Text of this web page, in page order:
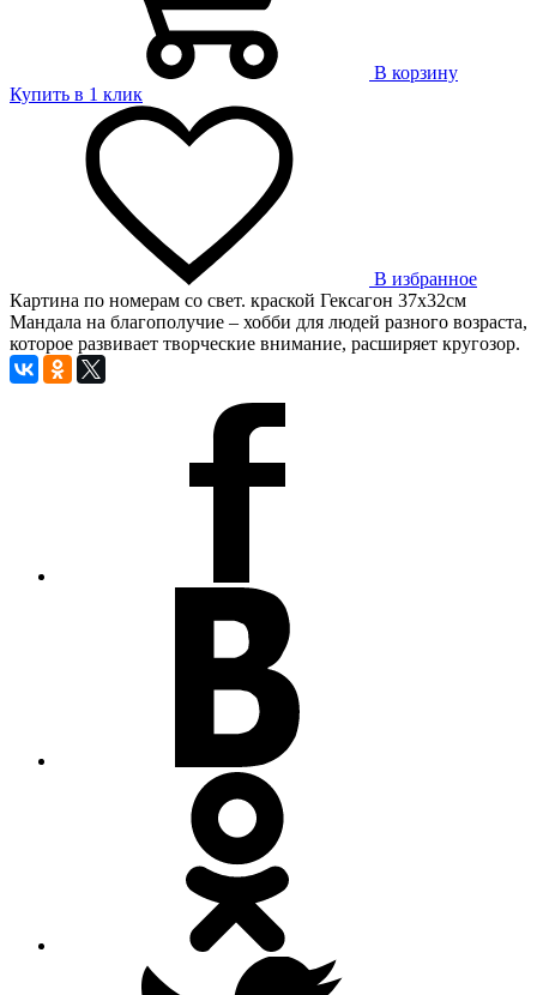
В корзину
Купить в 1 клик
В избранное
Картина по номерам со свет. краской Гексагон 37х32см
Мандала на благополучие – хобби для людей разного возраста,
которое развивает творческие внимание, расширяет кругозор.